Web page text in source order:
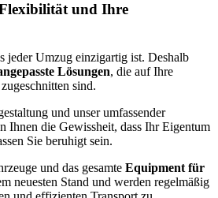
und Ihre
jeder Umzug einzigartig ist. Deshalb
Lösungen, die auf Ihre
sind.
und unser umfassender
Ihnen die Gewissheit, dass Ihr Eigentum
Sie beruhigt sein.
und das gesamte Equipment für
neuesten Stand und werden regelmäßig